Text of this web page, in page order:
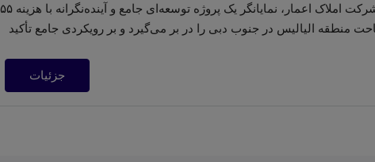
باشگاه ورزشی و تندرستی هایتس کانتری توسط شرکت املاک اعمار، نمایانگر یک پروژه توسعه‌ای جامع و آینده‌نگرانه با هزینه ۵۵
فوت مربع از مساحت منطقه الیالیس در جنوب دبی را در بر می‌گیرد و بر رویکردی جامع تأکید
جزئیات